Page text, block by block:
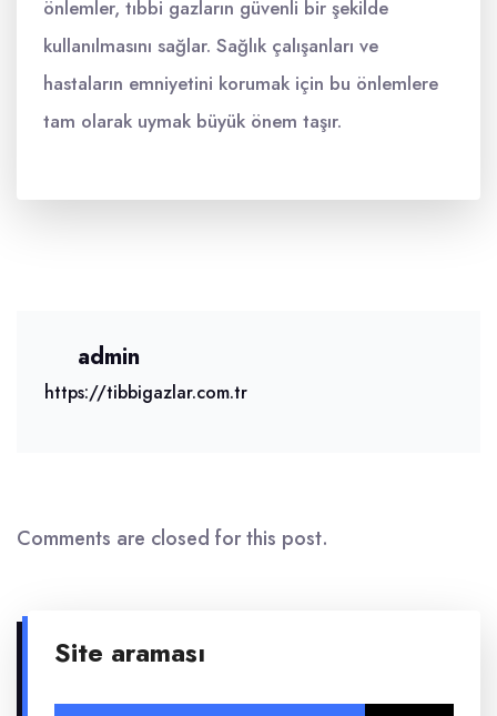
önlemler, tıbbi gazların güvenli bir şekilde
kullanılmasını sağlar. Sağlık çalışanları ve
hastaların emniyetini korumak için bu önlemlere
tam olarak uymak büyük önem taşır.
admin
https://tibbigazlar.com.tr
Comments are closed for this post.
Site araması